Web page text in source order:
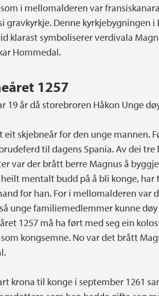
i mellomalderen var
gravkyrkje. Denne kyrkjebygningen
klarast symboliserer verdivala
Hommedal.
1257
19 år då storebroren Håkon Unge
eit skjebneår for den unge mannen.
til dagens Spania. Av dei
var der brått berre Magnus å
mentalt budd på å bli konge,
for han. For i mellomalderen var
unge familiemedlemmer kunne
1257 må ha ført med seg ein
kongsemne. No var det brått
krona til konge i september 1261